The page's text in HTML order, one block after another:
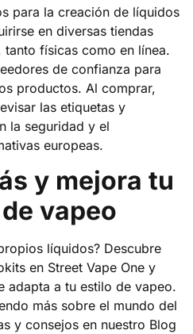
para la creación de líquidos
en diversas tiendas
físicas como en línea.
de confianza para
productos. Al comprar,
las etiquetas y
la seguridad y el
europeas.
y mejora tu
vapeo
líquidos? Descubre
en Street Vape One y
adapta a tu estilo de vapeo.
más sobre el mundo del
y consejos en nuestro Blog